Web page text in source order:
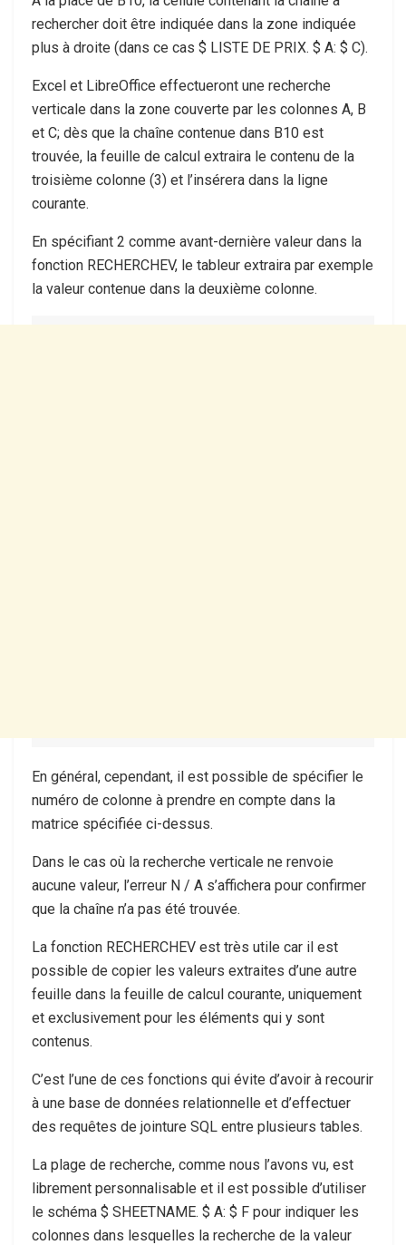
rechercher doit être indiquée dans la zone indiquée
plus à droite (dans ce cas $ LISTE DE PRIX. $ A: $ C).
Excel et LibreOffice effectueront une recherche
verticale dans la zone couverte par les colonnes A, B
et C; dès que la chaîne contenue dans B10 est
trouvée, la feuille de calcul extraira le contenu de la
troisième colonne (3) et l’insérera dans la ligne
courante.
En spécifiant 2 comme avant-dernière valeur dans la
fonction RECHERCHEV, le tableur extraira par exemple
la valeur contenue dans la deuxième colonne.
En général, cependant, il est possible de spécifier le
numéro de colonne à prendre en compte dans la
matrice spécifiée ci-dessus.
Dans le cas où la recherche verticale ne renvoie
aucune valeur, l’erreur N / A s’affichera pour confirmer
que la chaîne n’a pas été trouvée.
La fonction RECHERCHEV est très utile car il est
possible de copier les valeurs extraites d’une autre
feuille dans la feuille de calcul courante, uniquement
et exclusivement pour les éléments qui y sont
contenus.
C’est l’une de ces fonctions qui évite d’avoir à recourir
à une base de données relationnelle et d’effectuer
des requêtes de jointure SQL entre plusieurs tables.
La plage de recherche, comme nous l’avons vu, est
librement personnalisable et il est possible d’utiliser
le schéma $ SHEETNAME. $ A: $ F pour indiquer les
colonnes dans lesquelles la recherche de la valeur